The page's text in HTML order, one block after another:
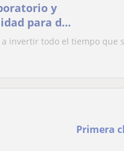
y
para dar
en
(si
invertir todo el tiempo que
Primera